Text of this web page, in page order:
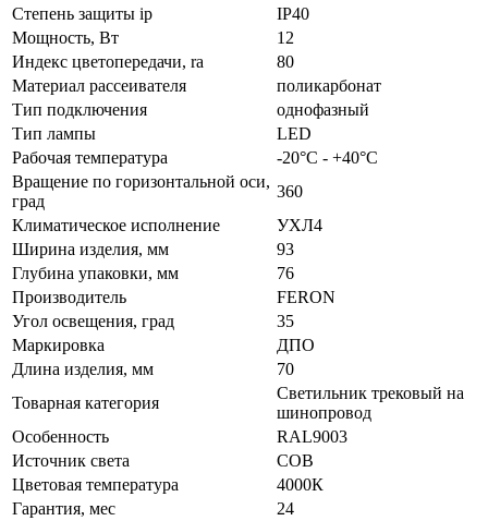
Степень защиты ip
IP40
Мощность, Вт
12
Индекс цветопередачи, ra
80
Материал рассеивателя
поликарбонат
Тип подключения
однофазный
Тип лампы
LED
Рабочая температура
-20°C - +40°C
Вращение по горизонтальной оси,
град
360
Климатическое исполнение
УХЛ4
Ширина изделия, мм
93
Глубина упаковки, мм
76
Производитель
FERON
Угол освещения, град
35
Маркировка
ДПО
Длина изделия, мм
70
Товарная категория
Светильник трековый на
шинопровод
Особенность
RAL9003
Источник света
COB
Цветовая температура
4000К
Гарантия, мес
24